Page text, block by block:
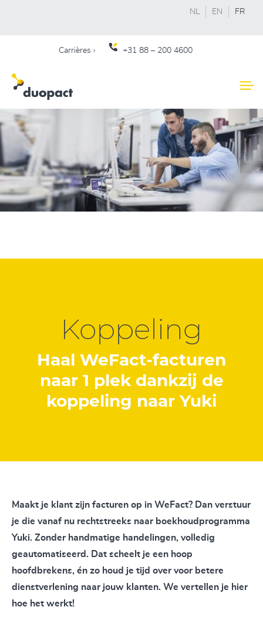
NL EN FR
Carrières › +31 88 – 200 4600
Koppeling
Haal WeFact-facturen
naar 1 plek dankzij de
koppeling naar Yuki
Maakt je klant zijn facturen op in WeFact? Dan verstuur
je die vanaf nu rechtstreeks naar boekhoudprogramma
Yuki. Zonder handmatige handelingen, volledig
geautomatiseerd. Dat scheelt je een hoop
hoofdbrekens, én zo houd je tijd over voor betere
dienstverlening naar jouw klanten. We vertellen je hier
hoe het werkt!